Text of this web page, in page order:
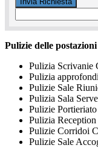
Pulizie delle
Pulizia Scrivanie
Pulizia
Pulizie Sale
Pulizia Sala
Pulizie
Pulizia
Pulizie Corridoi
Pulizie Sale